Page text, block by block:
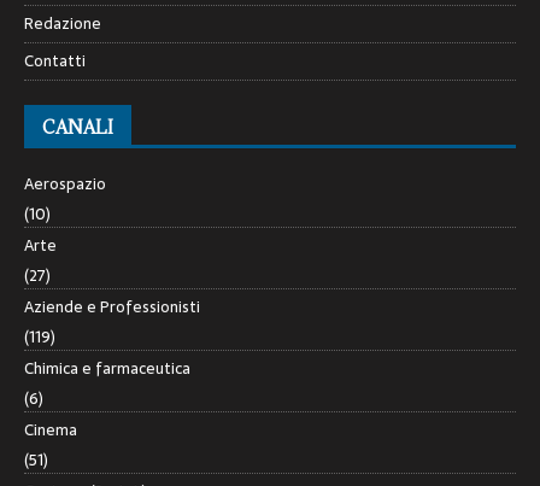
Redazione
Contatti
CANALI
Aerospazio
(10)
Arte
(27)
Aziende e Professionisti
(119)
Chimica e farmaceutica
(6)
Cinema
(51)